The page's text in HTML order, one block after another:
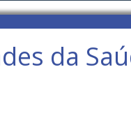
da